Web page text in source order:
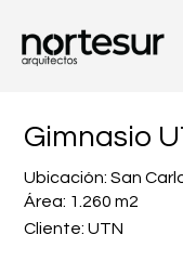
Gimnasio
Ubicación: San
Área: 1.260 m2
Cliente: UTN